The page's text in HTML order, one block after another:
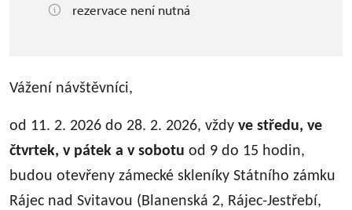
rezervace není nutná
Vážení návštěvníci,
od 11. 2. 2026 do 28. 2. 2026, vždy ve středu, ve
čtvrtek, v pátek a v sobotu od 9 do 15 hodin,
budou otevřeny zámecké skleníky Státního zámku
Rájec nad Svitavou (Blanenská 2, Rájec-Jestřebí,